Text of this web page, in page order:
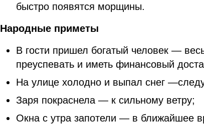
быстро появятся морщины.
Народные приметы
В гости пришел богатый человек —
преуспевать и иметь финансовый
На улице холодно и выпал снег
Заря покраснела — к сильному ветру;
Окна с утра запотели — в ближайшее